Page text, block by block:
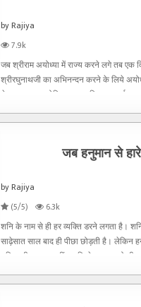
by Rajiya
7.9k
जब श्रीराम अयोध्या में राज्य करने लगे तब एक
श्रीरघुनाथजी का अभिनन्दन करने के लिये
ने उन सबका यथोचित सत्कार किया।
जब हनुमान से
by Rajiya
(5/5)
6.3k
शनि के नाम से ही हर व्यक्ति डरने लगता है।
साढ़ेसात साल बाद ही पीछा छोड़ती है। लेकिन
तनिक भी जरूरत नहीं। शनि ने हनुमान को भी